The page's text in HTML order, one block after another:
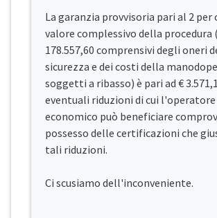
La garanzia provvisoria pari al 2 per
valore complessivo della procedura
178.557,60 comprensivi degli oneri
sicurezza e dei costi della
soggetti a ribasso) è pari ad €
eventuali riduzioni di cui l'operatore
economico può beneficiare
possesso delle certificazioni che
tali riduzioni.
Ci scusiamo dell'inconveniente.